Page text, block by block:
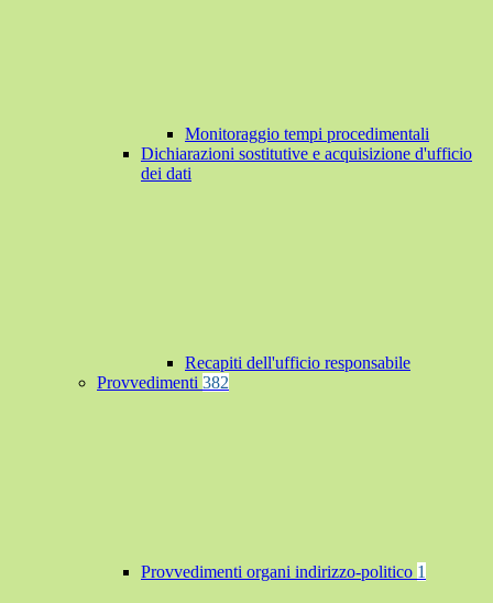
Monitoraggio tempi procedimentali
Dichiarazioni sostitutive e acquisizione d'ufficio
dei dati
Recapiti dell'ufficio responsabile
Provvedimenti 382
Provvedimenti organi indirizzo-politico 1